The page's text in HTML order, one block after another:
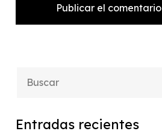
Publicar el comentario
Entradas recientes